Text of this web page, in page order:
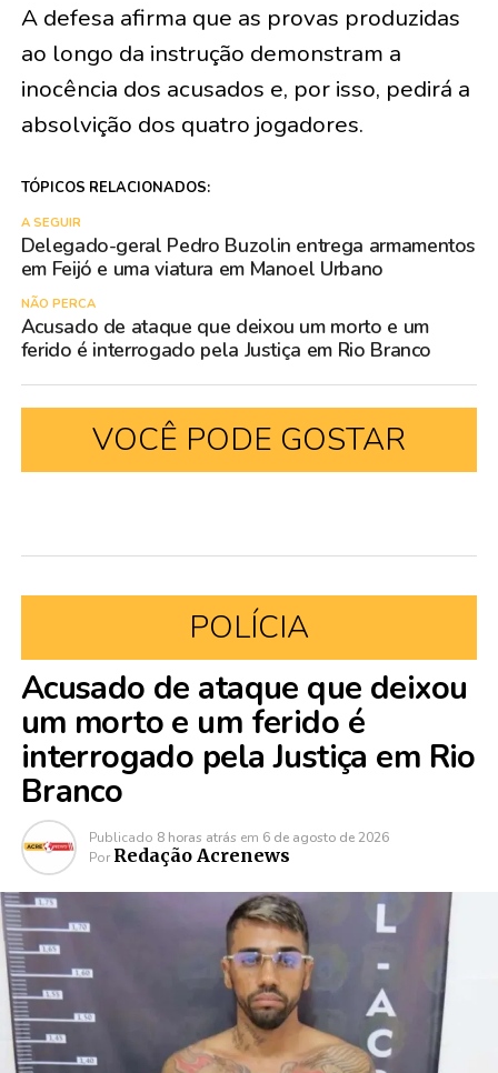
A defesa afirma que as provas produzidas
ao longo da instrução demonstram a
inocência dos acusados e, por isso, pedirá a
absolvição dos quatro jogadores.
TÓPICOS RELACIONADOS:
A SEGUIR
Delegado-geral Pedro Buzolin entrega armamentos
em Feijó e uma viatura em Manoel Urbano
NÃO PERCA
Acusado de ataque que deixou um morto e um
ferido é interrogado pela Justiça em Rio Branco
VOCÊ PODE GOSTAR
POLÍCIA
Acusado de ataque que deixou
um morto e um ferido é
interrogado pela Justiça em Rio
Branco
Publicado 8 horas atrás em 6 de agosto de 2026
Por Redação Acrenews